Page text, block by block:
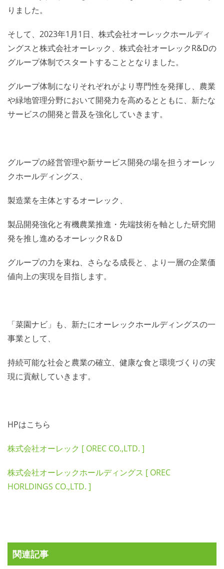
りました。
そして、2023年1月1日、株式会社オーレックホールディ
ングスと株式会社オーレック、株式会社オーレックR&Dの
グループ体制でスタートすることとなりました。
グループ体制になりそれぞれがより専門性を発揮し、農業
や緑地管理分野において開発力を高めるとともに、新たな
サービスの開発と普及を強化していきます。
グループの経営管理や新サービス開発の場を担うオーレッ
クホールディングス、
製造業を主体とするオーレック、
製品開発強化と有機農業推進・先端技術を軸とした研究開
発を推し進めるオーレックR＆D
グループの力を束ね、さらなる成長と、より一層の企業価
値向上の実現を目指します。
「菜園ナビ」も、新たにオーレックホールディングスの一
事業として、
持続可能な社会と農業の確立、健康な食と環境づくりの実
現に貢献していきます。
HPはこちら
株式会社オーレック [ OREC CO.,LTD. ]
株式会社オーレックホールディングス [ OREC
HORLDINGS CO.,LTD. ]
関連記事